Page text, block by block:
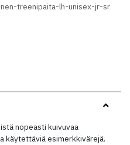
treenipaita-lh-unisex-jr-sr
nopeasti kuivuvaa
käytettäviä esimerkkivärejä.